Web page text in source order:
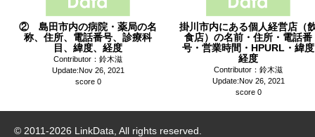
② 島田市内の病院・薬局の名
称、住所、電話番号、診療科
目、緯度、経度
Contributor：鈴木滋
Update:Nov 26, 2021
score 0
掛川市内にある個人経営店（
食店）の名前・住所・電話番
号・営業時間・HPURL・緯度
経度
Contributor：鈴木滋
Update:Nov 26, 2021
score 0
© 2011-2026 LinkData, All rights reserved.